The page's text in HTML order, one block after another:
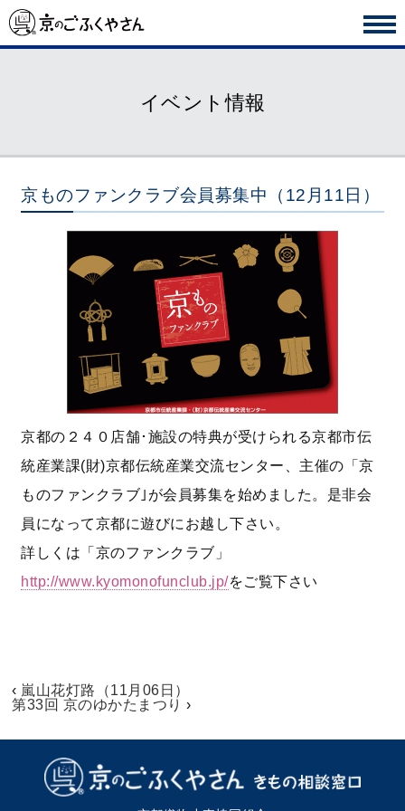
イベント情報
京ものファンクラブ会員募集中（12月11日）
京都の２４０店舗･施設の特典が受けられる京都市伝
統産業課(財)京都伝統産業交流センター、主催の「京
ものファンクラブ｣が会員募集を始めました。是非会
員になって京都に遊びにお越し下さい。
詳しくは「京のファンクラブ」
http://www.kyomonofunclub.jp/をご覧下さい
‹ 嵐山花灯路（11月06日）
第33回 京のゆかたまつり ›